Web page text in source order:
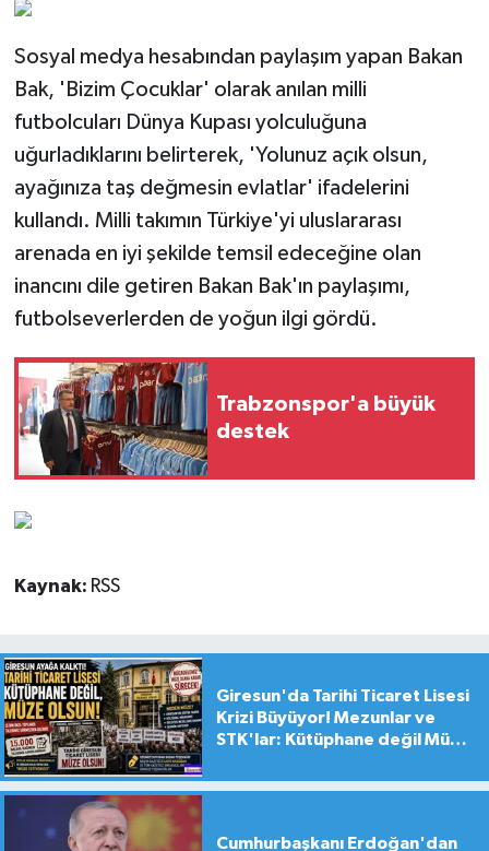
Sosyal medya hesabından paylaşım yapan Bakan
Bak, 'Bizim Çocuklar' olarak anılan milli
futbolcuları Dünya Kupası yolculuğuna
uğurladıklarını belirterek, 'Yolunuz açık olsun,
ayağınıza taş değmesin evlatlar' ifadelerini
kullandı. Milli takımın Türkiye'yi uluslararası
arenada en iyi şekilde temsil edeceğine olan
inancını dile getiren Bakan Bak'ın paylaşımı,
futbolseverlerden de yoğun ilgi gördü.
Trabzonspor'a büyük
destek
Kaynak: RSS
Giresun'da Tarihi Ticaret Lisesi
Krizi Büyüyor! Mezunlar ve
STK'lar: Kütüphane değil Müze
Cumhurbaşkanı Erdoğan'dan